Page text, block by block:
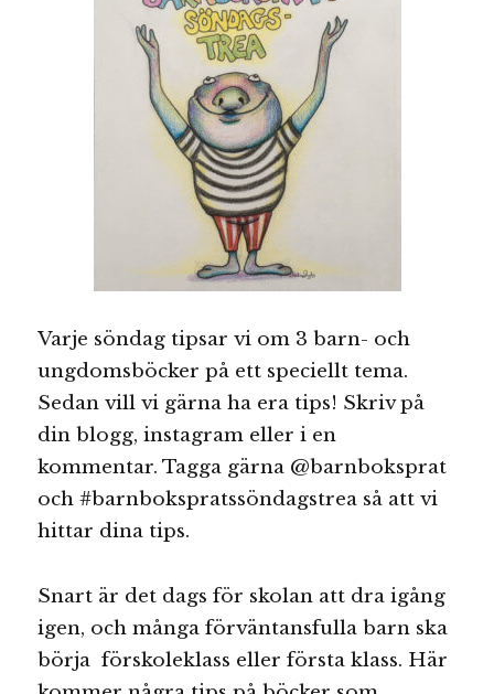
Varje söndag tipsar vi om 3 barn- och
ungdomsböcker på ett speciellt tema.
Sedan vill vi gärna ha era tips! Skriv på
din blogg, instagram eller i en
kommentar. Tagga gärna @barnboksprat
och #barnbokspratssöndagstrea så att vi
hittar dina tips.
Snart är det dags för skolan att dra igång
igen, och många förväntansfulla barn ska
börja förskoleklass eller första klass. Här